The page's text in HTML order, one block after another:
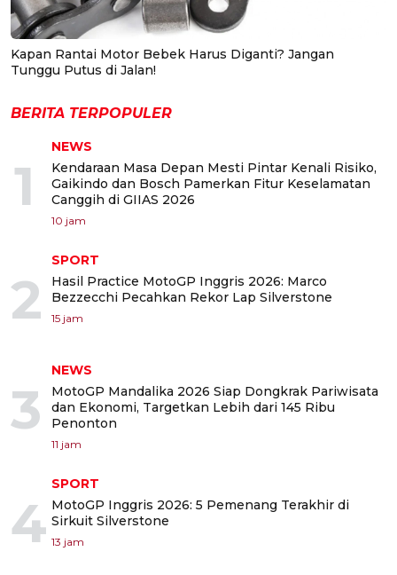
Kapan Rantai Motor Bebek Harus Diganti? Jangan
Tunggu Putus di Jalan!
BERITA TERPOPULER
1
NEWS
Kendaraan Masa Depan Mesti Pintar Kenali Risiko,
Gaikindo dan Bosch Pamerkan Fitur Keselamatan
Canggih di GIIAS 2026
10 jam
2
SPORT
Hasil Practice MotoGP Inggris 2026: Marco
Bezzecchi Pecahkan Rekor Lap Silverstone
15 jam
3
NEWS
MotoGP Mandalika 2026 Siap Dongkrak Pariwisata
dan Ekonomi, Targetkan Lebih dari 145 Ribu
Penonton
11 jam
4
SPORT
MotoGP Inggris 2026: 5 Pemenang Terakhir di
Sirkuit Silverstone
13 jam